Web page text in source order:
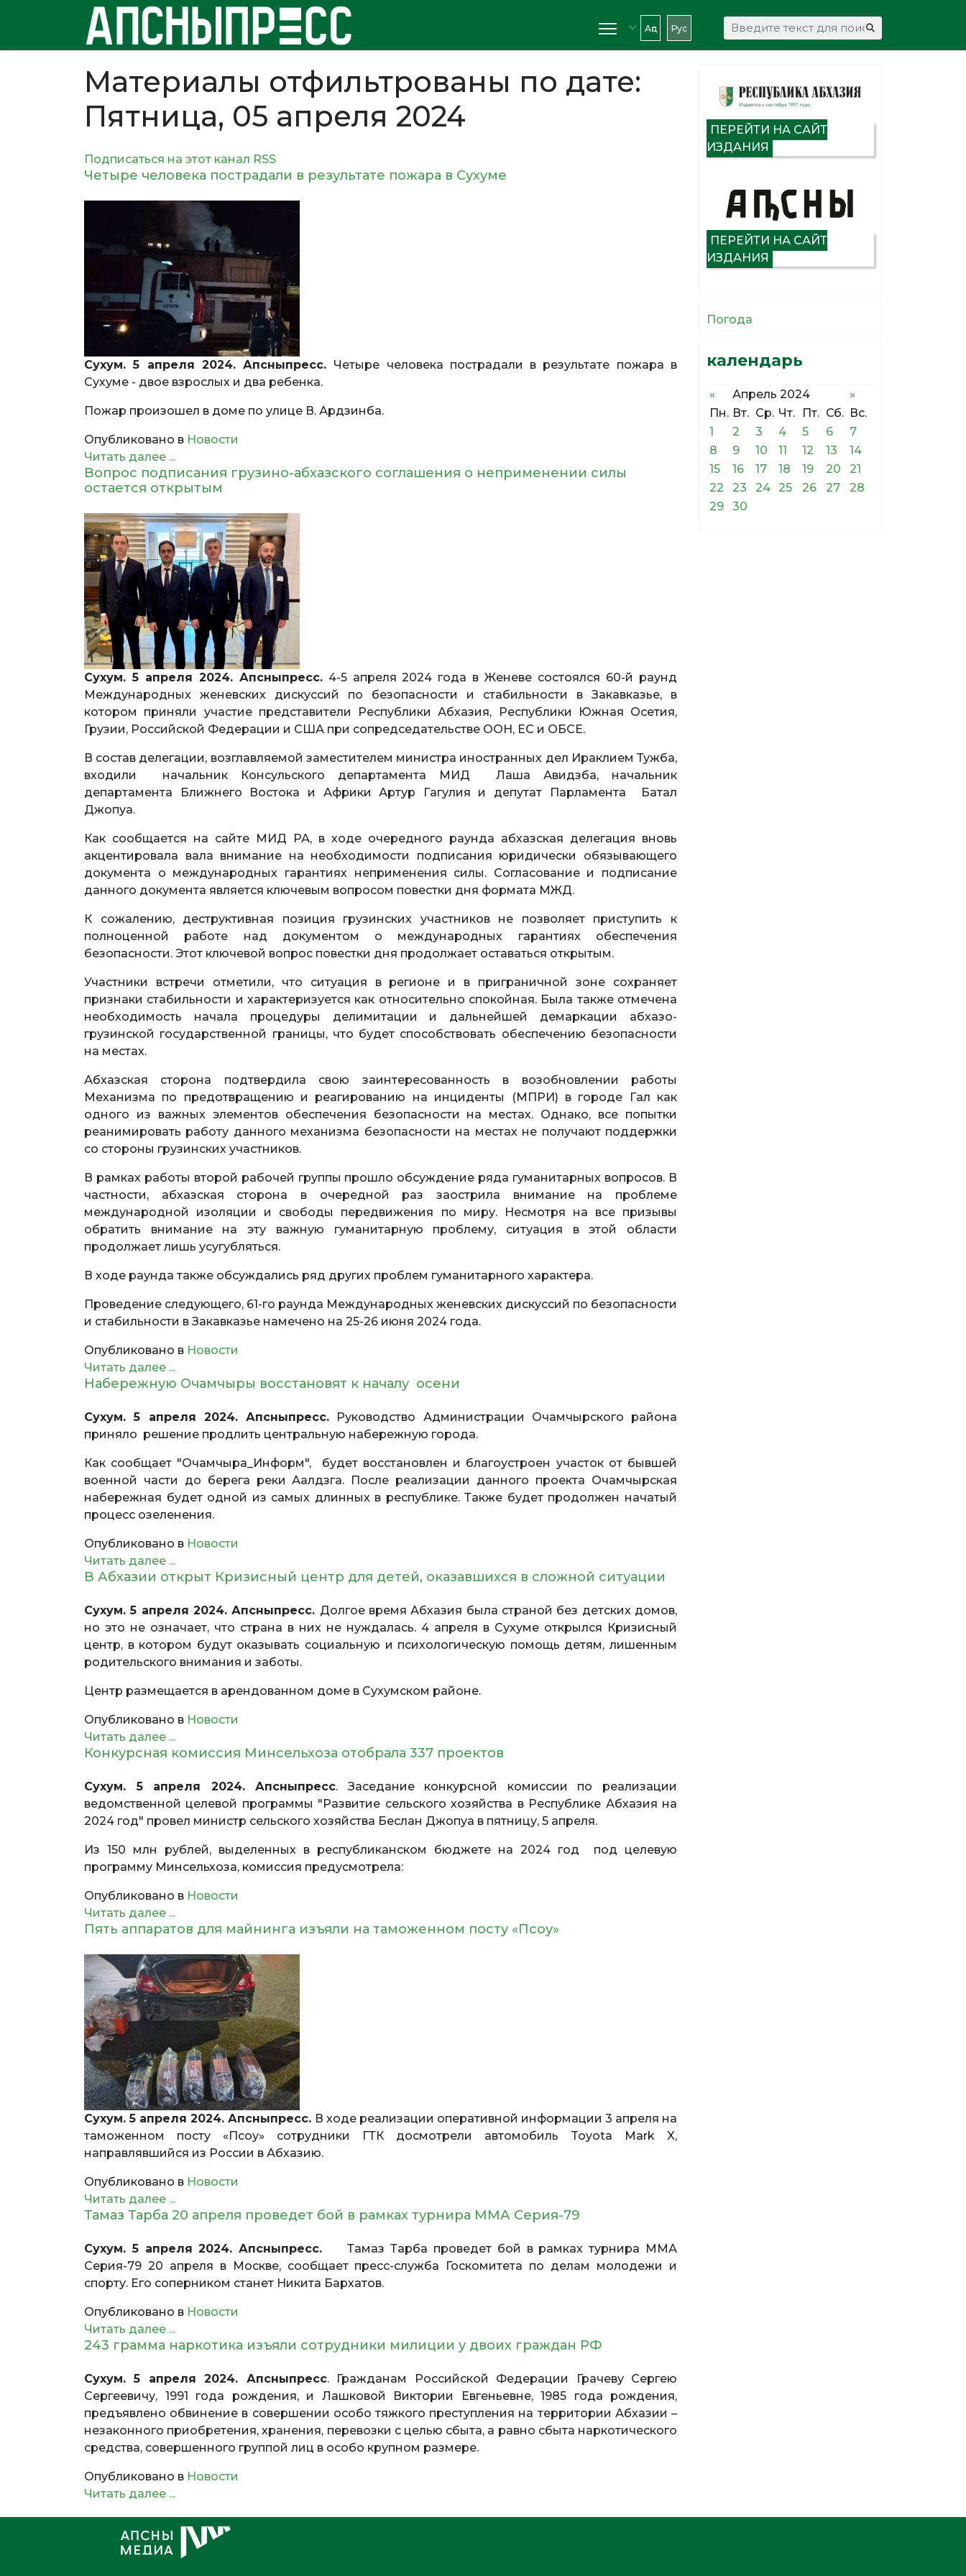
Аԥс Рус Искать...
Материалы отфильтрованы по дате:
Пятница, 05 апреля 2024
Подписаться на этот канал RSS
Четыре человека пострадали в результате пожара в Сухуме
Сухум. 5 апреля 2024. Апсныпресс. Четыре человека пострадали в результате пожара в
Сухуме - двое взрослых и два ребенка.
Пожар произошел в доме по улице В. Ардзинба.
Опубликовано в Новости
Читать далее ...
Вопрос подписания грузино-абхазского соглашения о неприменении силы
остается открытым
Сухум. 5 апреля 2024. Апсныпресс.4-5 апреля 2024 года в Женеве состоялся 60-й раунд
Международных женевских дискуссий по безопасности и стабильности в Закавказье, в
котором приняли участие представители Республики Абхазия, Республики Южная Осетия,
Грузии, Российской Федерации и США при сопредседательстве ООН, ЕС и ОБСЕ.
В состав делегации, возглавляемой заместителем министра иностранных дел Ираклием Тужба,
входили начальник Консульского департамента МИД Лаша Авидзба, начальник
департамента Ближнего Востока и Африки Артур Гагулия и депутат Парламента Батал
Джопуа.
Как сообщается на сайте МИД РА, в ходе очередного раунда абхазская делегация вновь
акцентировала вала внимание на необходимости подписания юридически обязывающего
документа о международных гарантиях неприменения силы. Согласование и подписание
данного документа является ключевым вопросом повестки дня формата МЖД.
К сожалению, деструктивная позиция грузинских участников не позволяет приступить к
полноценной работе над документом о международных гарантиях обеспечения
безопасности. Этот ключевой вопрос повестки дня продолжает оставаться открытым.
Участники встречи отметили, что ситуация в регионе и в приграничной зоне сохраняет
признаки стабильности и характеризуется как относительно спокойная. Была также отмечена
необходимость начала процедуры делимитации и дальнейшей демаркации абхазо-
грузинской государственной границы, что будет способствовать обеспечению безопасности
на местах.
Абхазская сторона подтвердила свою заинтересованность в возобновлении работы
Механизма по предотвращению и реагированию на инциденты (МПРИ) в городе Гал как
одного из важных элементов обеспечения безопасности на местах. Однако, все попытки
реанимировать работу данного механизма безопасности на местах не получают поддержки
со стороны грузинских участников.
В рамках работы второй рабочей группы прошло обсуждение ряда гуманитарных вопросов. В
частности, абхазская сторона в очередной раз заострила внимание на проблеме
международной изоляции и свободы передвижения по миру. Несмотря на все призывы
обратить внимание на эту важную гуманитарную проблему, ситуация в этой области
продолжает лишь усугубляться.
В ходе раунда также обсуждались ряд других проблем гуманитарного характера.
Проведение следующего, 61-го раунда Международных женевских дискуссий по безопасности
и стабильности в Закавказье намечено на 25-26 июня 2024 года.
Опубликовано в Новости
Читать далее ...
Набережную Очамчыры восстановят к началу осени
Сухум. 5 апреля 2024. Апсныпресс. Руководство Администрации Очамчырского района
приняло решение продлить центральную набережную города.
Как сообщает "Очамчыра_Информ", будет восстановлен и благоустроен участок от бывшей
военной части до берега реки Аалдзга. После реализации данного проекта Очамчырская
набережная будет одной из самых длинных в республике. Также будет продолжен начатый
процесс озеленения.
Опубликовано в Новости
Читать далее ...
В Абхазии открыт Кризисный центр для детей, оказавшихся в сложной ситуации
Сухум. 5 апреля 2024. Апсныпресс. Долгое время Абхазия была страной без детских домов,
но это не означает, что страна в них не нуждалась. 4 апреля в Сухуме открылся Кризисный
центр, в котором будут оказывать социальную и психологическую помощь детям, лишенным
родительского внимания и заботы.
Центр размещается в арендованном доме в Сухумском районе.
Опубликовано в Новости
Читать далее ...
Конкурсная комиссия Минсельхоза отобрала 337 проектов
Сухум. 5 апреля 2024. Апсныпресс. Заседание конкурсной комиссии по реализации
ведомственной целевой программы "Развитие сельского хозяйства в Республике Абхазия на
2024 год" провел министр сельского хозяйства Беслан Джопуа в пятницу, 5 апреля.
Из 150 млн рублей, выделенных в республиканском бюджете на 2024 год под целевую
программу Минсельхоза, комиссия предусмотрела:
Опубликовано в Новости
Читать далее ...
Пять аппаратов для майнинга изъяли на таможенном посту «Псоу»
Сухум. 5 апреля 2024. Апсныпресс. В ходе реализации оперативной информации 3 апреля на
таможенном посту «Псоу» сотрудники ГТК досмотрели автомобиль Toyota Mark X,
направлявшийся из России в Абхазию.
Опубликовано в Новости
Читать далее ...
Тамаз Тарба 20 апреля проведет бой в рамках турнира ММА Серия-79
Сухум. 5 апреля 2024. Апсныпресс.Тамаз Тарба проведет бой в рамках турнира ММА
Серия-79 20 апреля в Москве, сообщает пресс-служба Госкомитета по делам молодежи и
спорту. Его соперником станет Никита Бархатов.
Опубликовано в Новости
Читать далее ...
243 грамма наркотика изъяли сотрудники милиции у двоих граждан РФ
Сухум. 5 апреля 2024. Апсныпресс. Гражданам Российской Федерации Грачеву Сергею
Сергеевичу, 1991 года рождения, и Лашковой Виктории Евгеньевне, 1985 года рождения,
предъявлено обвинение в совершении особо тяжкого преступления на территории Абхазии –
незаконного приобретения, хранения, перевозки с целью сбыта, а равно сбыта наркотического
средства, совершенного группой лиц в особо крупном размере.
Опубликовано в Новости
Читать далее ...
ПЕРЕЙТИ НА САЙТ
ИЗДАНИЯ
ПЕРЕЙТИ НА САЙТ
ИЗДАНИЯ
Погода
календарь
« Апрель 2024
»
Пн. Вт. Ср. Чт. Пт. Сб. Вс.
1
2 3 4 5 6
7
8
9 10 11 12 13
14
15
16 17 18 19 20
21
22
23 24 25 26 27
28
29
30